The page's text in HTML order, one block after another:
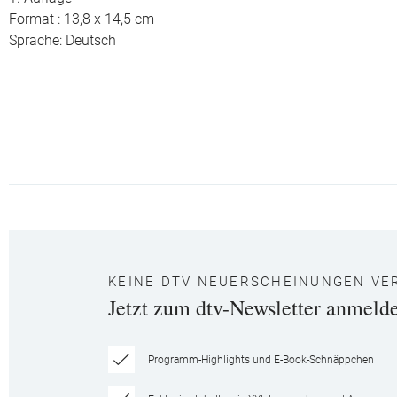
Format : 13,8 x 14,5 cm
Sprache: Deutsch
KEINE DTV NEUERSCHEINUNGEN
Jetzt zum dtv-Newsletter
Programm-Highlights und E-Book-Schnäppchen